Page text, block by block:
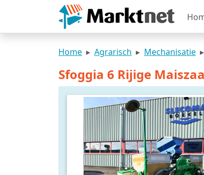
Home Agrarisch Mechanisatie
Sfoggia 6 Rijige